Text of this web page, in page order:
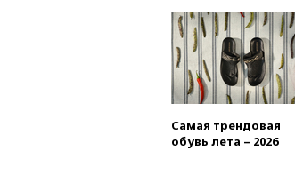
Самая трендовая
обувь лета – 2026